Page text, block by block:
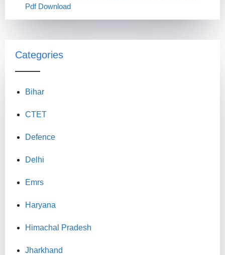
Pdf Download
Categories
Bihar
CTET
Defence
Delhi
Emrs
Haryana
Himachal Pradesh
Jharkhand